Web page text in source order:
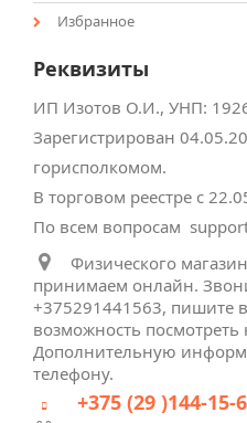
Избранное
Реквизиты
ИП Изотов О.И., УНП:
Зарегистрирован
горисполкомом.
В торговом реестре с
По всем вопросам
Физического
принимаем онлайн.
+375291441563, пишите
возможность
Дополнительную
телефону.
+375 (29 )144-15-